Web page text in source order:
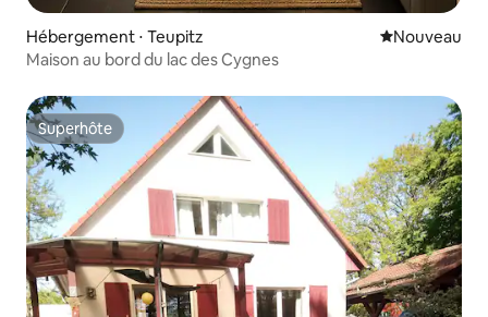
Hébergement ⋅ Teupitz Nouvel
Nouveau
Maison au bord du lac des Cygnes
Superhôte
Superhôte